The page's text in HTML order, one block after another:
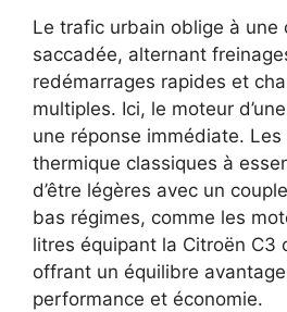
Le trafic urbain oblige à une
saccadée, alternant
redémarrages rapides et
multiples. Ici, le moteur
une réponse immédiate.
thermique classiques à
d’être légères avec un
bas régimes, comme les
litres équipant la Citroën C3
offrant un équilibre
performance et économie.